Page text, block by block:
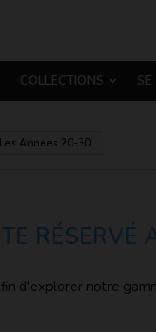
COLLECTIONS
Les Années 20-30
RÉSERVÉ
d'explorer notre